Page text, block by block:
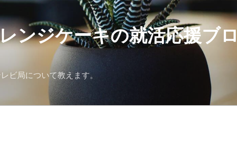
ンジケーキの就活応援ブロ
ビ局について教えます。